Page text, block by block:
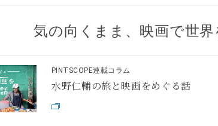
気の向くまま、映画で世界
PINTSCOPE連載コラム
水野仁輔の旅と映画をめぐる話